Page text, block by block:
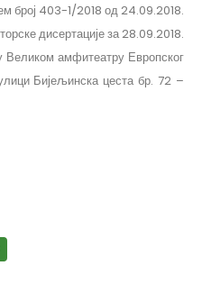
број 403-1/2018 од 24.09.2018.
дисертације за 28.09.2018.
Великом амфитеатру Европског
Бијељинска цеста бр. 72 –